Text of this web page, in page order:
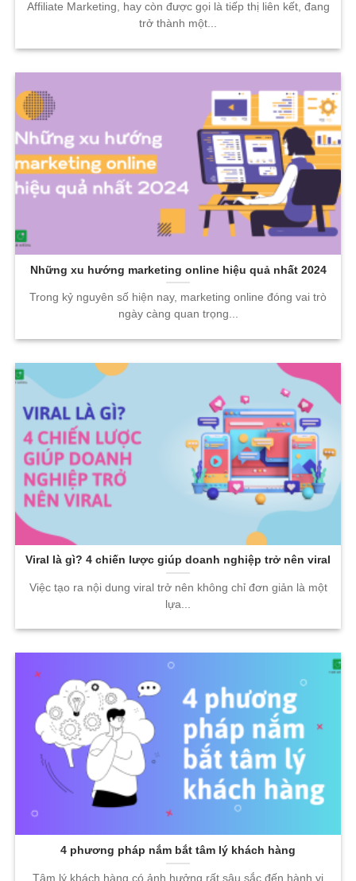
Affiliate Marketing, hay còn được gọi là tiếp thị liên kết, đang
trở thành một...
Những xu hướng marketing online hiệu quả nhất 2024
Trong kỷ nguyên số hiện nay, marketing online đóng vai trò
ngày càng quan trọng...
Viral là gì? 4 chiến lược giúp doanh nghiệp trở nên viral
Việc tạo ra nội dung viral trở nên không chỉ đơn giản là một
lựa...
4 phương pháp nắm bắt tâm lý khách hàng
Tâm lý khách hàng có ảnh hưởng rất sâu sắc đến hành vi